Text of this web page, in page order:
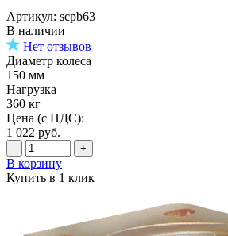
Артикул: scpb63
В наличии
Нет отзывов
Диаметр колеса
150 мм
Нагрузка
360 кг
Цена (с НДС):
1 022 руб.
- +
В корзину
Купить в 1 клик